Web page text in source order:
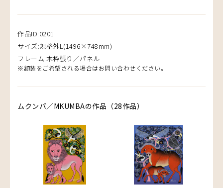
作品ID:0201
サイズ:規格外L(1496×748mm)
フレーム:木枠張り／パネル
※額装をご希望される場合はお問い合わせください。
ムクンバ／MKUMBAの作品（28作品）